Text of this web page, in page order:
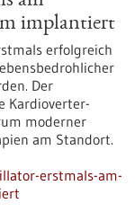
implantiert
erfolgreich
Der
Kardioverter-​
moderner
am Standort.
erstmals-am-